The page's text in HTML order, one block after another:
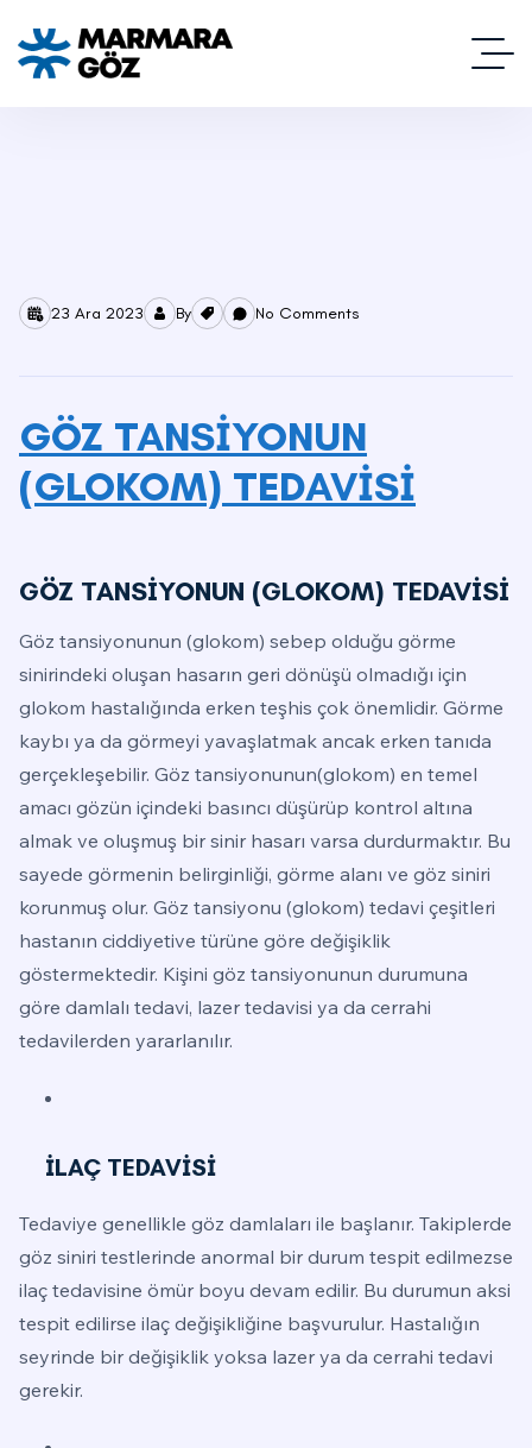
23 Ara 2023 By No Comments
GÖZ TANSİYONUN
(GLOKOM) TEDAVİSİ
GÖZ TANSİYONUN (GLOKOM) TEDAVİSİ
Göz tansiyonunun (glokom) sebep olduğu görme
sinirindeki oluşan hasarın geri dönüşü olmadığı için
glokom hastalığında erken teşhis çok önemlidir. Görme
kaybı ya da görmeyi yavaşlatmak ancak erken tanıda
gerçekleşebilir. Göz tansiyonunun(glokom) en temel
amacı gözün içindeki basıncı düşürüp kontrol altına
almak ve oluşmuş bir sinir hasarı varsa durdurmaktır. Bu
sayede görmenin belirginliği, görme alanı ve göz siniri
korunmuş olur. Göz tansiyonu (glokom) tedavi çeşitleri
hastanın ciddiyetive türüne göre değişiklik
göstermektedir. Kişini göz tansiyonunun durumuna
göre damlalı tedavi, lazer tedavisi ya da cerrahi
tedavilerden yararlanılır.
İLAÇ TEDAVİSİ
Tedaviye genellikle göz damlaları ile başlanır. Takiplerde
göz siniri testlerinde anormal bir durum tespit edilmezse
ilaç tedavisine ömür boyu devam edilir. Bu durumun aksi
tespit edilirse ilaç değişikliğine başvurulur. Hastalığın
seyrinde bir değişiklik yoksa lazer ya da cerrahi tedavi
gerekir.